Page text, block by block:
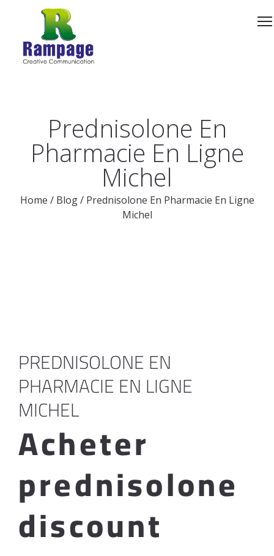
Prednisolone En
Pharmacie En Ligne
Michel
Home / Blog /Prednisolone En Pharmacie En Ligne
Michel
PREDNISOLONE EN
PHARMACIE EN LIGNE
MICHEL
Acheter
prednisolone
discount